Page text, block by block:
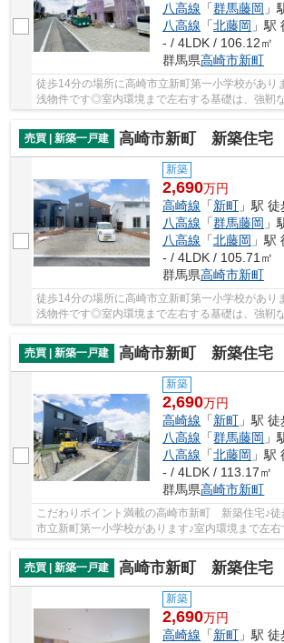
八高線 「群馬藤岡 」駅
八高線 「北藤岡 」駅
- / 4LDK / 106.12㎡
群馬県高崎市新町
徒歩14分の場所に高崎市立新町第一小学校があ
浅物件です◎室内環境まで左右する基礎は、強靭
売買 | 新築一戸建
高崎市新町 新築住宅
新築
2,690万円
高崎線 「新町 」駅
八高線 「群馬藤岡 」駅
八高線 「北藤岡 」駅
- / 4LDK / 105.71㎡
群馬県高崎市新町
徒歩14分の場所に高崎市立新町第一小学校があ
浅物件です◎室内環境まで左右する基礎は、強靭
売買 | 新築一戸建
高崎市新町 新築住宅
新築
2,690万円
高崎線 「新町 」駅
八高線 「群馬藤岡 」駅
八高線 「北藤岡 」駅
- / 4LDK / 113.17㎡
群馬県高崎市新町
こだわりポイント満載の高崎市新町 新築住宅♪徒
市立新町第一小学校があります♪室内環境まで左
売買 | 新築一戸建
高崎市新町 新築住宅
新築
2,690万円
高崎線 「新町 」駅